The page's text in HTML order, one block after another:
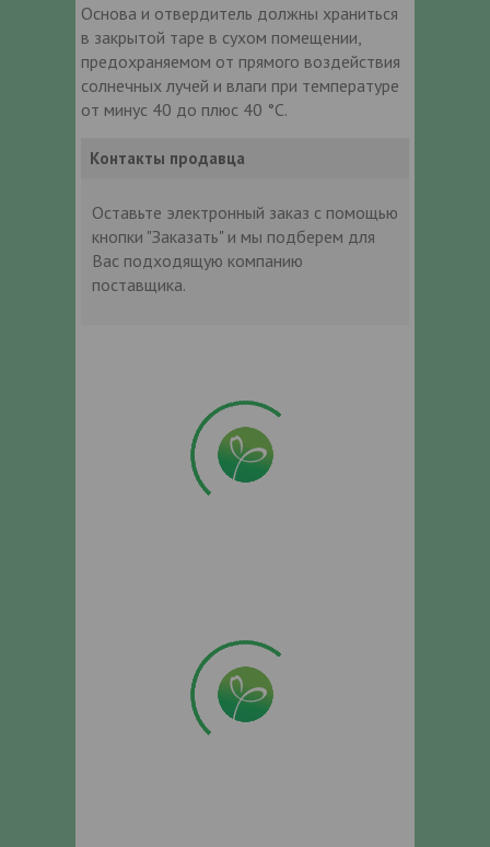
Основа и отвердитель должны храниться
в закрытой таре в сухом помещении,
предохраняемом от прямого воздействия
солнечных лучей и влаги при температуре
от минус 40 до плюс 40 °С.
Контакты продавца
Оставьте электронный заказ с помощью
кнопки "Заказать" и мы подберем для
Вас подходящую компанию
поставщика.